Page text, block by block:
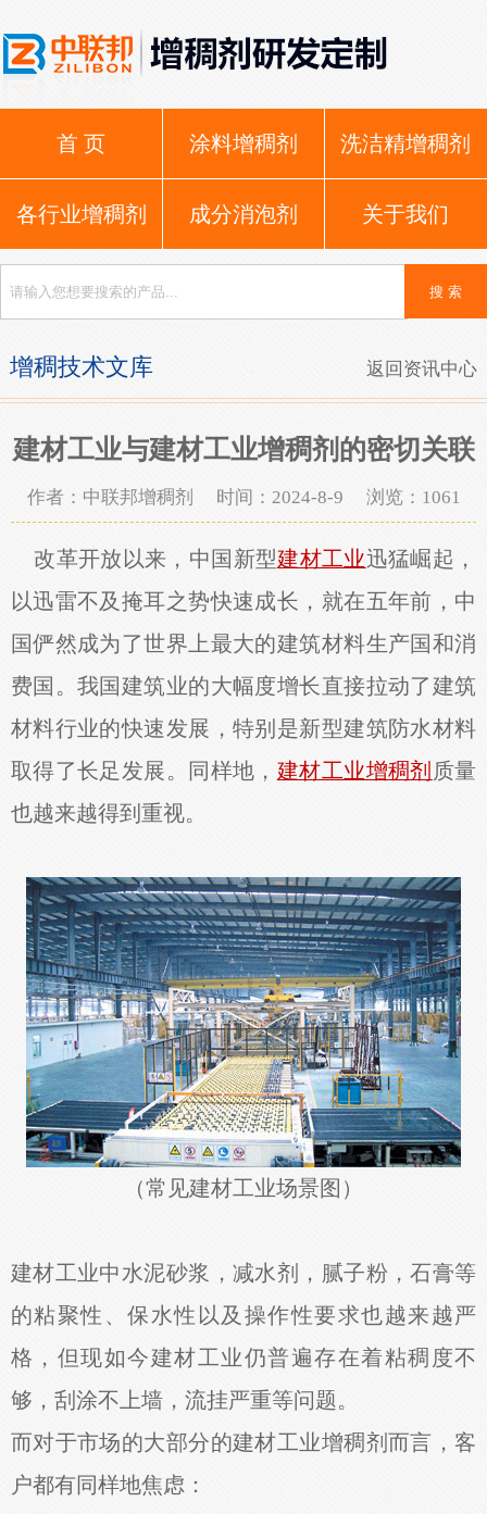
首 页 涂料增稠剂 洗洁精增稠剂
各行业增稠剂 成分消泡剂 关于我们
增稠技术文库 返回资讯中心
建材工业与建材工业增稠剂的密切关联
作者：中联邦增稠剂 时间：2024-8-9 浏览： 1061
改革开放以来，中国新型建材工业迅猛崛起，
以迅雷不及掩耳之势快速成长，就在五年前，中
国俨然成为了世界上最大的建筑材料生产国和消
费国。我国建筑业的大幅度增长直接拉动了建筑
材料行业的快速发展，特别是新型建筑防水材料
取得了长足发展。同样地， 建材工业增稠剂 质量
也越来越得到重视。
（常见建材工业场景图）
建材工业中水泥砂浆，减水剂，腻子粉，石膏等
的粘聚性、保水性以及操作性要求也越来越严
格，但现如今建材工业仍普遍存在着粘稠度不
够，刮涂不上墙，流挂严重等问题。
而对于市场的大部分的建材工业增稠剂而言，客
户都有同样地焦虑：